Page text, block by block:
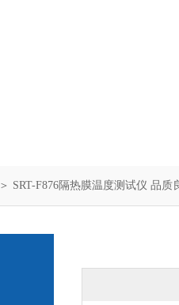
＞ SRT-F876隔热膜温度测试仪 品质